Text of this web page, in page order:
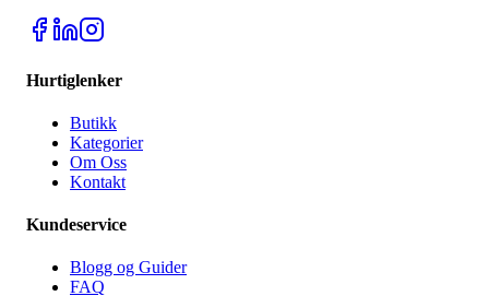
Hurtiglenker
Butikk
Kategorier
Om Oss
Kontakt
Kundeservice
Blogg og Guider
FAQ